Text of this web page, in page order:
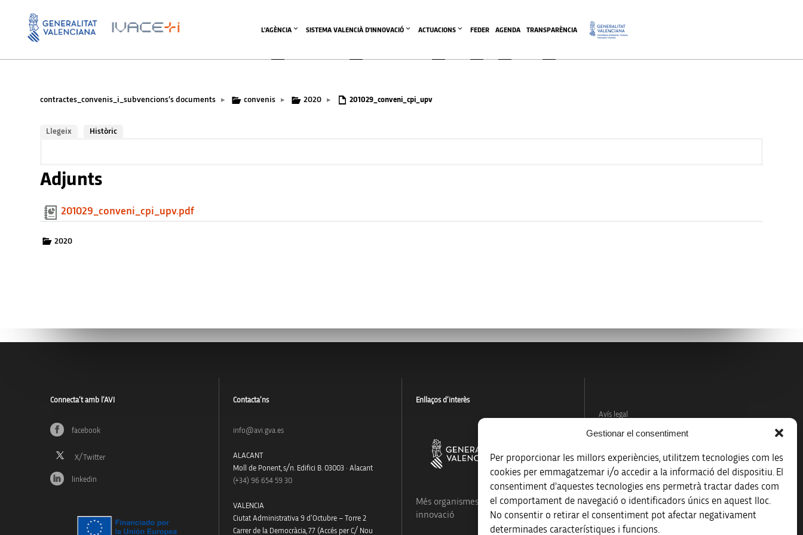
Gestionar el consentiment
Per proporcionar les millors experiències, utilitzem tecnologies com les
cookies per emmagatzemar i/o accedir a la informació del dispositiu. El
consentiment d'aquestes tecnologies ens permetrà tractar dades com
el comportament de navegació o identificadors únics en aquest lloc.
No consentir o retirar el consentiment pot afectar negativament
determinades característiques i funcions.
L'AGÈNCIA SISTEMA VALENCIÀ D'INNOVACIÓ ACTUACIONS FEDER AGENDA TRANSPARÈNCIA .
contractes_convenis_i_subvencions’s documents ▸ convenis ▸ 2020 ▸ 201029_conveni_cpi_upv
Llegeix Històric
Adjunts
201029_conveni_cpi_upv.pdf
2020
Connecta’t amb l’AVI
facebook
linkedin
Contacta’ns
info@avi.gva.es
ALACANT
Moll de Ponent, s/n. Edifici B. 03003 · Alacant
(+34) 96 654 59 30
VALENCIA
Ciutat Administrativa 9 d’Octubre – Torre 2
Carrer de la Democràcia, 77 (Accés per C/ Nou
Enllaços d’interès
Més organismes de suport a la
innovació
Avís legal
Registre d’activitats de tractament
Accessibilitat
Mapa web